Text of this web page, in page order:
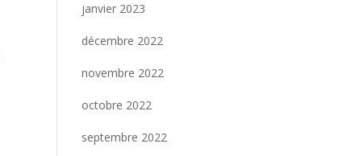
janvier 2023
décembre 2022
novembre 2022
octobre 2022
septembre 2022